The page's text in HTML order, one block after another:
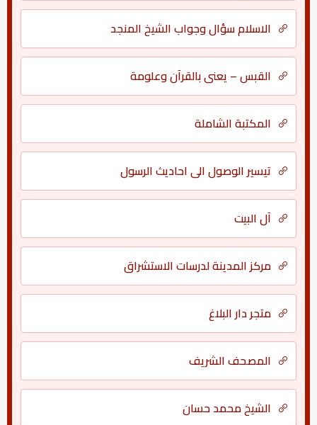
الاسلام سؤال وجواب الشيخ المنجد
القبس – يعني بالقرآن وعلومة
المكتبة الشاملة
تيسير الوصول الى احاديث الرسول
آل البيت
مركز المدينة لدرسات الاستشراق
متجر دار البلاغ
المصحف الشريف
الشيخ محمد حسان